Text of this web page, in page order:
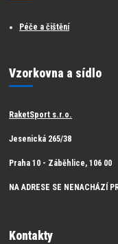
Péče a čištění
Vzorkovna a sídlo
RaketSport s.r.o.
Jesenická 265/38
Praha 10 - Záběhlice, 106 00
NA ADRESE SE NENACHÁZÍ
Kontakty